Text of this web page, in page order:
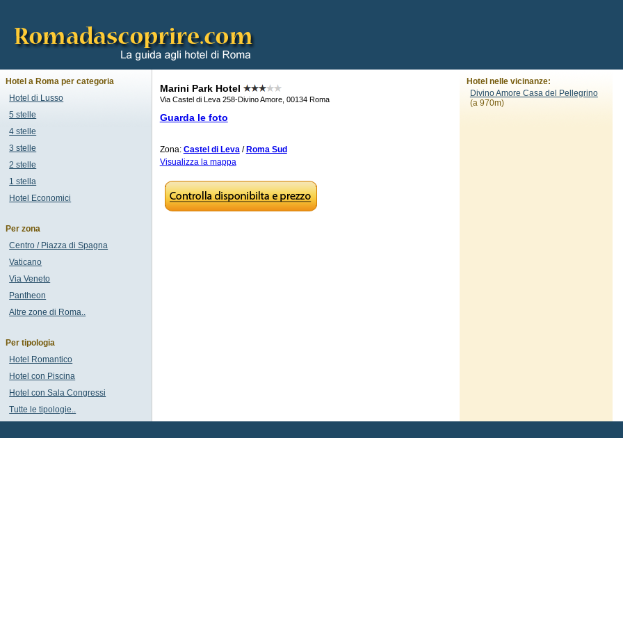
Marini Park Hotel
Via Castel di Leva 258-Divino Amore, 00134 Roma
Guarda le foto
Zona: Castel di Leva/ Roma Sud
Visualizza la mappa
Hotel nelle vicinanze:
Divino Amore Casa del Pellegrino
(a 970m)
Hotel a Roma per categoria
Hotel di Lusso
5 stelle
4 stelle
3 stelle
2 stelle
1 stella
Hotel Economici
Per zona
Centro / Piazza di Spagna
Vaticano
Via Veneto
Pantheon
Altre zone di Roma..
Per tipologia
Hotel Romantico
Hotel con Piscina
Hotel con Sala Congressi
Tutte le tipologie..